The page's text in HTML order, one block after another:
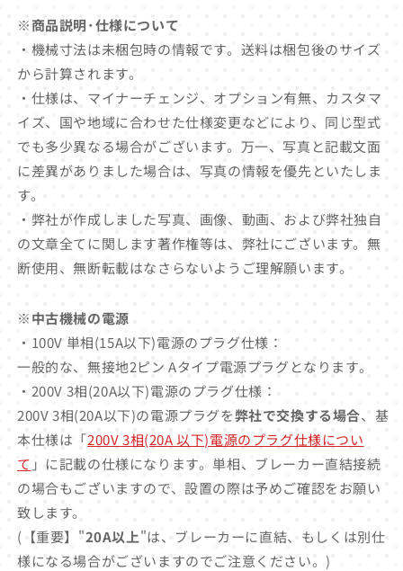
※商品説明･仕様について
・機械寸法は未梱包時の情報です。送料は梱包後のサイズ
から計算されます。
・仕様は、マイナーチェンジ、オプション有無、カスタマ
イズ、国や地域に合わせた仕様変更などにより、同じ型式
でも多少異なる場合がございます。万一、写真と記載文面
に差異がありました場合は、写真の情報を優先といたしま
す。
・弊社が作成しました写真、画像、動画、および弊社独自
の文章全てに関します著作権等は、弊社にございます。無
断使用、無断転載はなさらないようご理解願います。
※中古機械の電源
・100V 単相(15A以下)電源のプラグ仕様：
一般的な、無接地2ピン Aタイプ電源プラグとなります。
・200V 3相(20A以下)電源のプラグ仕様：
200V 3相(20A以下)の電源プラグを弊社で交換する場合、基
本仕様は「200V 3相(20A 以下)電源のプラグ仕様につい
て 」に記載の仕様になります。単相、ブレーカー直結接続
の場合もございますので、設置の際は予めご確認をお願い
致します。
(【重要】"20A以上"は、ブレーカーに直結、もしくは別仕
様になる場合がございますのでご注意ください。)